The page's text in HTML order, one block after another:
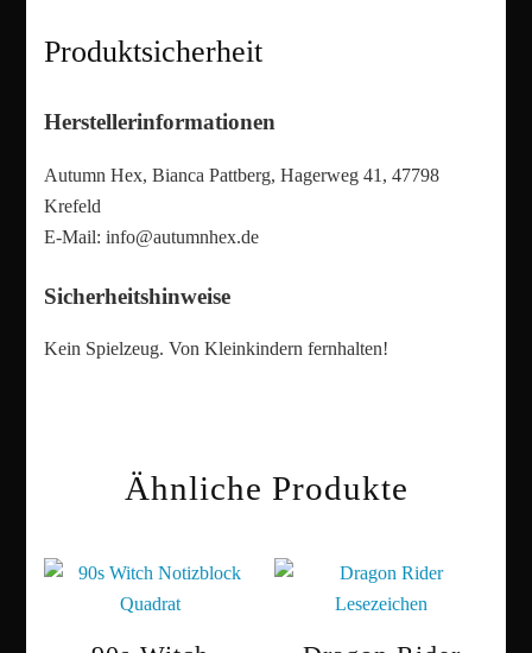
Produktsicherheit
Herstellerinformationen
Autumn Hex, Bianca Pattberg, Hagerweg 41, 47798
Krefeld
E-Mail:info@autumnhex.de
Sicherheitshinweise
Kein Spielzeug. Von Kleinkindern fernhalten!
Ähnliche Produkte